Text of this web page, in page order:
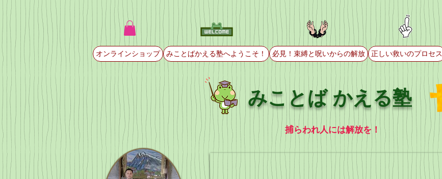
オンラインショップ みことばかえる塾へようこそ！ 必見！束縛と呪いからの解放 正しい救いのプロセス
みことば かえる塾
捕らわれ人には解放を！